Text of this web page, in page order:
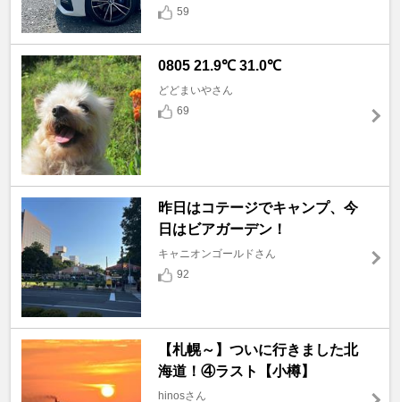
59
0805 21.9℃ 31.0℃
どどまいやさん
69
昨日はコテージでキャンプ、今
日はビアガーデン！
キャニオンゴールドさん
92
【札幌～】ついに行きました北
海道！④ラスト【小樽】
hinosさん